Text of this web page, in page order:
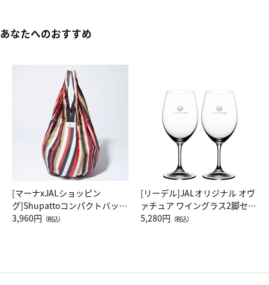
あなたへのおすすめ
[マーナxJALショッピン
グ]Shupattoコンパクトバッグ
Drop JAL客室乗務員（LC）ス
3,960円 （税込）
[リーデル]JALオリジナル オヴ
ァチュア ワイングラス2脚セッ
ト（レッドワイン）
5,280円 （税込）